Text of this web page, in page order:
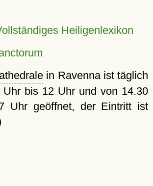
Heiligenlexikon
in Ravenna ist täglich
Uhr bis 12 Uhr und von 14.30
Uhr geöffnet, der Eintritt ist